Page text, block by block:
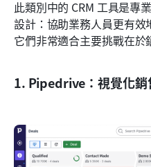
此類別中的 CRM 工具是專
設計：協助業務人員更有效
它們非常適合主要挑戰在於
1. Pipedrive：視覺化銷